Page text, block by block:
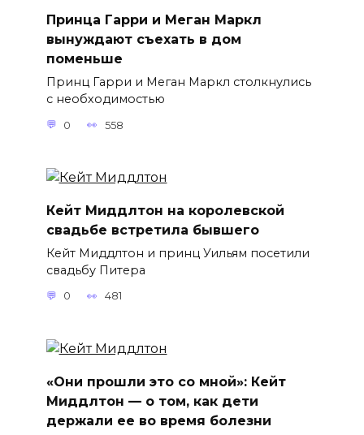
Принца Гарри и Меган Маркл
вынуждают съехать в дом
поменьше
Принц Гарри и Меган Маркл столкнулись
с необходимостью
0 558
Кейт Миддлтон на королевской
свадьбе встретила бывшего
Кейт Миддлтон и принц Уильям посетили
свадьбу Питера
0 481
«Они прошли это со мной»: Кейт
Миддлтон — о том, как дети
держали ее во время болезни